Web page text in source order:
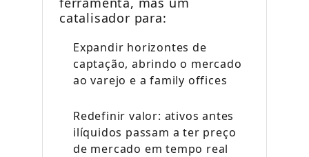
catalisador para:
Expandir horizontes de
captação, abrindo o mercado
ao varejo e a family offices
Redefinir valor: ativos antes
ilíquidos passam a ter preço
de mercado em tempo real